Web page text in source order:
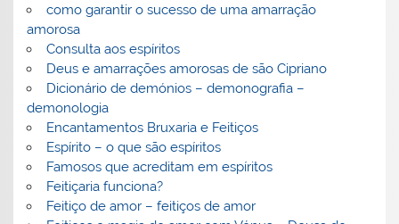
como garantir o sucesso de uma amarração
amorosa
Consulta aos espíritos
Deus e amarrações amorosas de são Cipriano
Dicionário de demónios – demonografia –
demonologia
Encantamentos Bruxaria e Feitiços
Espírito – o que são espíritos
Famosos que acreditam em espíritos
Feitiçaria funciona?
Feitiço de amor – feitiços de amor